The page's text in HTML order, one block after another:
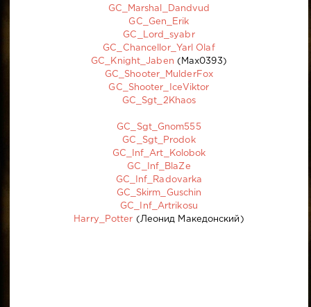
GC_Marshal_Dandvud
GC_Gen_Erik
GC_Lord_syabr
GC_Chancellor_Yarl Olaf
GC_Knight_Jaben (Max0393)
GC_Shooter_MulderFox
GC_Shooter_IceViktor
GC_Sgt_2Khaos
GC_Sgt_Gnom555
GC_Sgt_Prodok
GC_Inf_Art_Kolobok
GC_Inf_BlaZe
GC_Inf_Radovarka
GC_Skirm_Guschin
GC_Inf_Artrikosu
Harry_Potter (Леонид Македонский)